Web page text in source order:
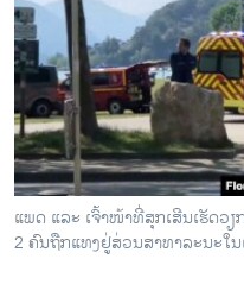
ຊຸມຊົນຊາວລາວ
ວິທະຍາສາດ-ເທັກໂນໂລຈີ
ທຸລະກິດ
ພາສາອັງກິດ
ວີດີໂອ
ສຽງ
ແພດ ແລະ ເຈົ້າ​ໜ້າ​ທີ່​ສຸກ​ເສີນ​ເຮັດ​ວ
2 ຄົນ​ຖືກ​ແທງ​ຢູ່​ສ່ວນ​ສາ​ທາ​ລະ​ນະ​ໃ